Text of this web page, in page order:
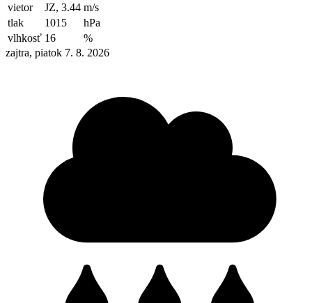
vietor
JZ, 3.44 m/s
tlak
1015
hPa
vlhkosť 16
%
zajtra, piatok 7. 8. 2026